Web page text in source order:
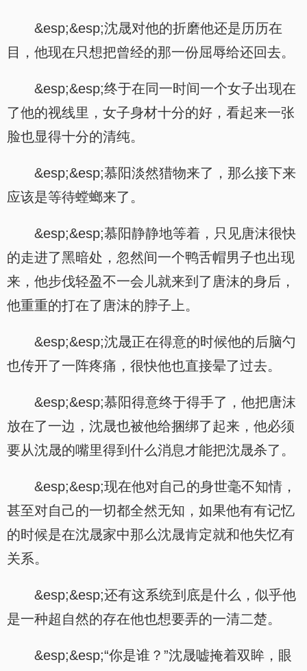
&esp;&esp;沈晟对他的折磨他还是历历在
目，他现在只想把曾经的那一份屈辱给还回去。
&esp;&esp;终于在同一时间一个女子出现在
了他的视线里，女子身材十分的好，看起来一张
脸也显得十分的清纯。
&esp;&esp;慕阳淡然猎物来了，那么接下来
应该是等待螳螂来了。
&esp;&esp;慕阳静静地等着，只见唐沫很快
的走进了黑暗处，忽然间一个鸭舌帽男子也出现
来，他步伐轻盈不一会儿就来到了唐沫的身后，
他重重的打在了唐沫的脖子上。
&esp;&esp;沈晟正在得意的时候他的后脑勺
也传开了一阵疼痛，很快他也直接晕了过去。
&esp;&esp;慕阳得意终于得手了，他把唐沫
放在了一边，沈晟也被他给捆绑了起来，他必须
要从沈晟的嘴里得到什么消息才能把沈晟杀了。
&esp;&esp;现在他对自己的身世毫不知情，
甚至对自己的一切都全然无知，如果他有有记忆
的时候是在沈晟家中那么沈晟肯定就和他失忆有
关系。
&esp;&esp;还有这系统到底是什么，似乎他
是一种超自然的存在他也想要弄的一清二楚。
&esp;&esp;“你是谁？”沈晟嘘掩着双眸，眼